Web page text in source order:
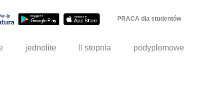
PRACA dla studentów
jednolite II stopnia podyplomowe